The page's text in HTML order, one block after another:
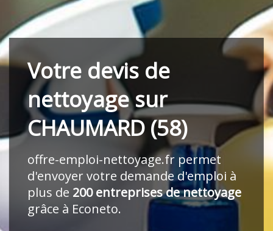
Votre devis de
nettoyage sur
CHAUMARD (58)
offre-emploi-nettoyage.frpermet
d'envoyer votre demande d'emploi à
plus de 200 entreprises de nettoyage
grâce à Econeto.